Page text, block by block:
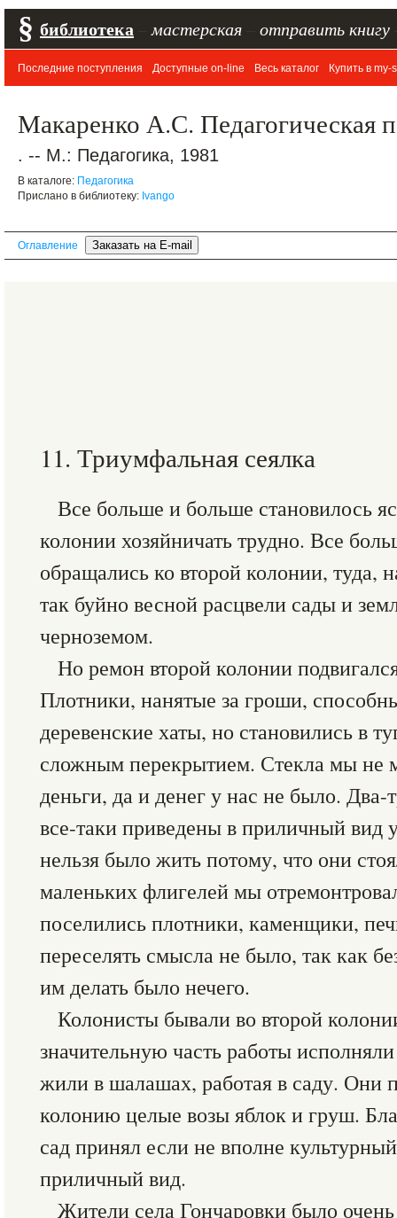
§ библиотека мастерская отправить книгу
Последние поступления Доступные on-line Весь каталог Купить в my-
Макаренко А.С. Педагогическая
. -- М.: Педагогика, 1981
В каталоге: Педагогика
Прислано в библиотеку: Ivango
Оглавление
11. Триумфальная сеялка
Все больше и больше становилось
колонии хозяйничать трудно. Все
обращались ко второй колонии, туда,
так буйно весной расцвели сады и
черноземом.
Но ремон второй колонии
Плотники, нанятые за гроши,
деревенские хаты, но становились в
сложным перекрытием. Стекла мы не
деньги, да и денег у нас не было.
все-таки приведены в приличный вид
нельзя было жить потому, что они
маленьких флигелей мы
поселились плотники, каменщики,
переселять смысла не было, так как
им делать было нечего.
Колонисты бывали во второй
значительную часть работы
жили в шалашах, работая в саду. Они
колонию целые возы яблок и груш.
сад принял если не вполне
приличный вид.
Жители села Гончаровки было